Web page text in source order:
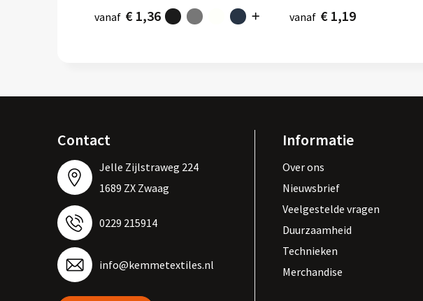
vanaf € 1,36 vanaf € 1,19
Contact
Jelle Zijlstraweg 224
1689 ZX Zwaag
0229 215914
info@kemmetextiles.nl
Informatie
Over ons
Nieuwsbrief
Veelgestelde vragen
Duurzaamheid
Technieken
Merchandise